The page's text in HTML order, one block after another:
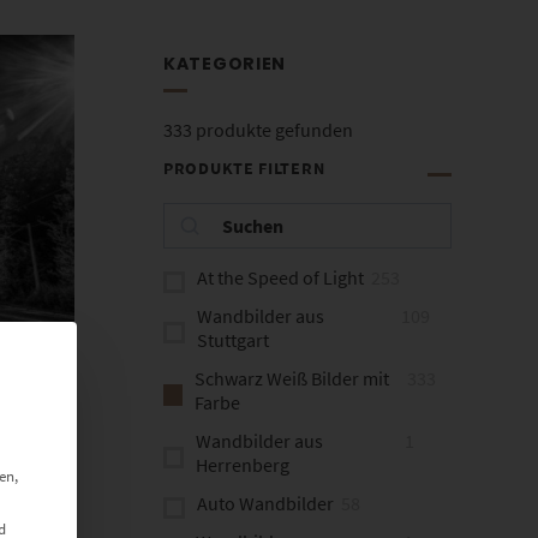
KATEGORIEN
333 produkte gefunden
PRODUKTE FILTERN
At the Speed of Light
Wandbilder aus
Stuttgart
Schwarz Weiß Bilder mit
Farbe
Wandbilder aus
Herrenberg
Auto Wandbilder